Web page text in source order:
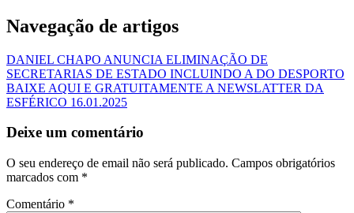
Navegação de artigos
DANIEL CHAPO ANUNCIA ELIMINAÇÃO DE
SECRETARIAS DE ESTADO INCLUINDO A DO DESPORTO
BAIXE AQUI E GRATUITAMENTE A NEWSLATTER DA
ESFÉRICO 16.01.2025
Deixe um comentário
O seu endereço de email não será publicado. Campos obrigatórios
marcados com *
Comentário *